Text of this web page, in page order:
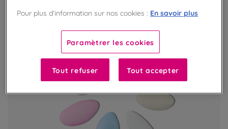
Pour plus d’information sur nos cookies : En savoir plus
Paramètrer les cookies
Tout refuser Tout accepter